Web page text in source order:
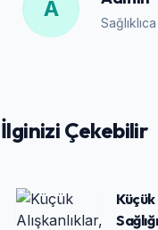
A
İlginizi Çekebilir